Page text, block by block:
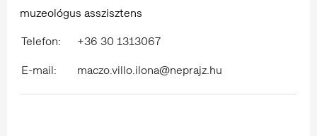
muzeológus asszisztens
Telefon:
+36 30 1313067
E-mail:
maczo.villo.ilona@neprajz.hu